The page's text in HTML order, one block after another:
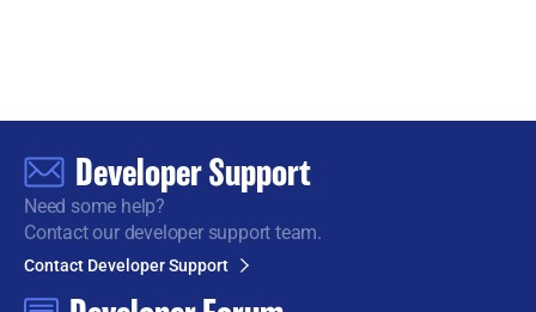
Developer Support
Need some help?
Contact our developer support team.
Contact Developer Support